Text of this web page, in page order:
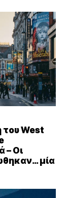
West
– Οι
μία